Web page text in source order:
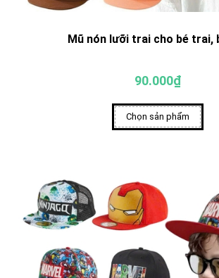
Mũ nón lưỡi trai cho bé trai,
90.000₫
Chọn sản phẩm